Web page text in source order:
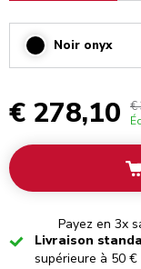
Noir onyx
€ 278,10 €
Payez en 3x
CheckedLivraison
supérieure à 50 €